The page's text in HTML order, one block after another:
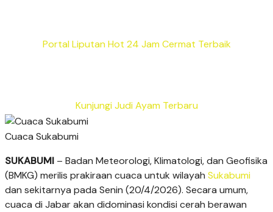
Portal Liputan Hot 24 Jam Cermat Terbaik
Kunjungi Judi Ayam Terbaru
Cuaca Sukabumi
SUKABUMI – Badan Meteorologi, Klimatologi, dan Geofisika
(BMKG) merilis prakiraan cuaca untuk wilayah Sukabumi
dan sekitarnya pada Senin (20/4/2026). Secara umum,
cuaca di Jabar akan didominasi kondisi cerah berawan